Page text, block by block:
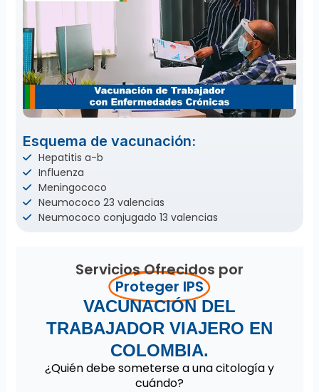
Esquema de vacunación:
Hepatitis a-b
Influenza
Meningococo
Neumococo 23 valencias
Neumococo conjugado 13 valencias
Servicios Ofrecidos por
Proteger IPS
VACUNACIÓN DEL
TRABAJADOR VIAJERO EN
COLOMBIA.
¿Quién debe someterse a una citología y
cuándo?